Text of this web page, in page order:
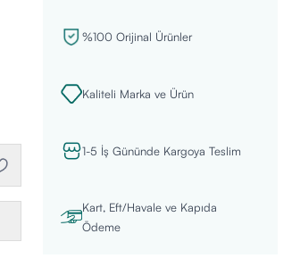
%100 Orijinal Ürünler
Kaliteli Marka ve Ürün
1-5 İş Gününde Kargoya Teslim
Kart, Eft/Havale ve Kapıda
Ödeme